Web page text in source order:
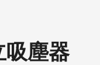
吸塵器